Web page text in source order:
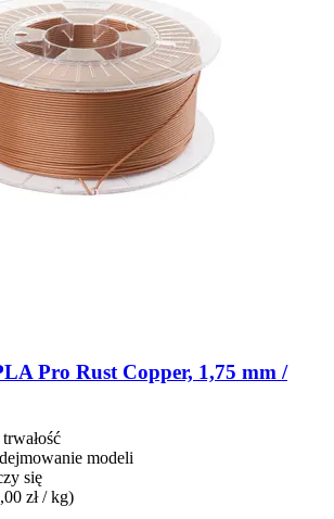
Pro Rust Copper, 1,75 mm /
modeli
się
zł / kg)